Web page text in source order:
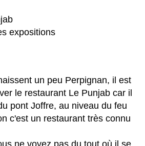
expositions
un peu Perpignan, il est
le restaurant Le Punjab car il
pont Joffre, au niveau du feu
c'est un restaurant très connu